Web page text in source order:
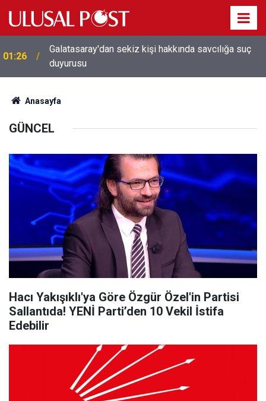
01:26
Galatasaray'dan sekiz kişi hakkında savcılığa suç
duyurusu
Anasayfa
GÜNCEL
Hacı Yakışıklı'ya Göre Özgür Özel'in Partisi
Sallantıda! YENİ Parti’den 10 Vekil İstifa
Edebilir